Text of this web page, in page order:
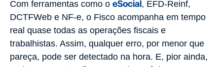
Com ferramentas como o eSocial, EFD-Reinf,
DCTFWeb e NF-e, o Fisco acompanha em tempo
real quase todas as operações fiscais e
trabalhistas. Assim, qualquer erro, por menor que
pareça, pode ser detectado na hora. E, pior ainda,